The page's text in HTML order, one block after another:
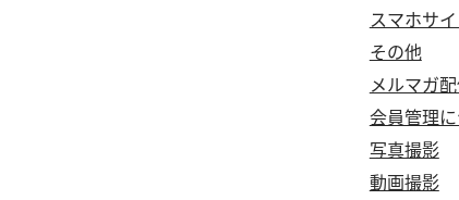
スマホサ
その他
メルマガ
会員管理
写真撮影
動画撮影